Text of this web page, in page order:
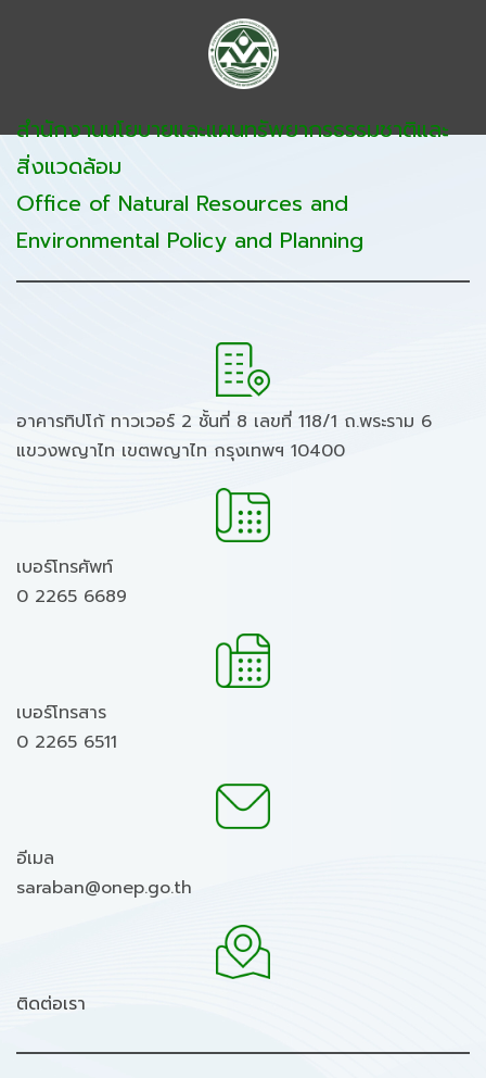
สำนักงานนโยบายและแผนทรัพยากรธรรมชาติและ
สิ่งแวดล้อม
Office of Natural Resources and
Environmental Policy and Planning
อาคารทิปโก้ ทาวเวอร์ 2 ชั้นที่ 8 เลขที่ 118/1 ถ.พระราม 6
แขวงพญาไท เขตพญาไท กรุงเทพฯ 10400
เบอร์โทรศัพท์
0 2265 6689
เบอร์โทรสาร
0 2265 6511
อีเมล
saraban@onep.go.th
ติดต่อเรา